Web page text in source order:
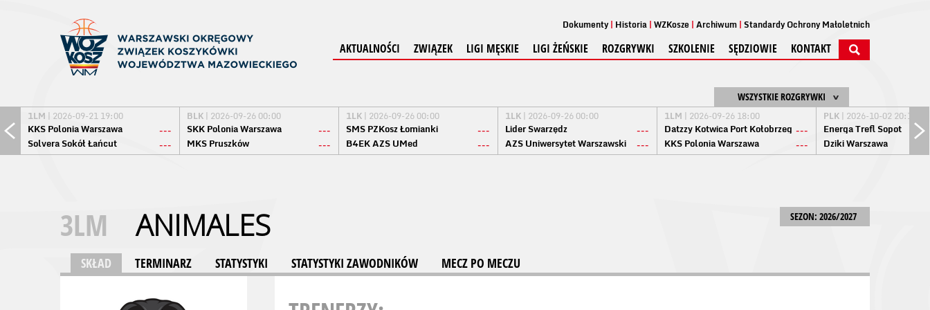
Dokumenty Historia WZKosze Archiwum Standardy Ochrony Małoletnich
AKTUALNOŚCI ZWIĄZEK LIGI MĘSKIE LIGI ŻEŃSKIE ROZGRYWKI SZKOLENIE SĘDZIOWIE KONTAKT
WSZYSTKIE ROZGRYWKI
1LM | 2026-09-21 19:00
KKS Polonia Warszawa
---
Solvera Sokół Łańcut
---
BLK | 2026-09-26 00:00
SKK Polonia Warszawa
---
MKS Pruszków
---
1LK | 2026-09-26 00:00
SMS PZKosz Łomianki
---
B4EK AZS UMed
---
1LK | 2026-09-26 00:00
Lider Swarzędz
---
AZS Uniwersytet Warszawski
---
1LM | 2026-09-26 18:00
Datzzy Kotwica Port Kołobrzeg ---
KKS Polonia Warszawa
---
PLK | 2026-10-02 20:15
Energa Trefl Sopot
Dziki Warszawa
SEZON: 2026/2027
3LM ANIMALES
SKŁAD TERMINARZ STATYSTYKI STATYSTYKI ZAWODNIKÓW MECZ PO MECZU